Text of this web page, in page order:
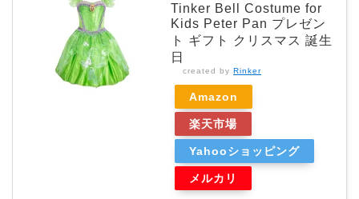
Tinker Bell Costume for
Kids Peter Pan プレゼン
ト ギフト クリスマス 誕生
日
created by Rinker
Amazon
楽天市場
Yahooショッピング
メルカリ